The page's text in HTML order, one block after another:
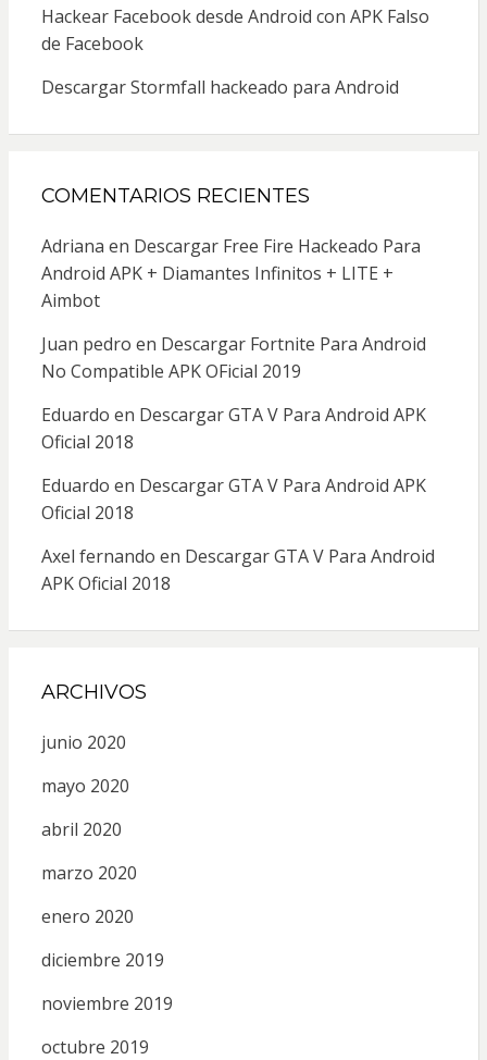
Hackear Facebook desde Android con APK Falso
de Facebook
Descargar Stormfall hackeado para Android
COMENTARIOS RECIENTES
Adriana en Descargar Free Fire Hackeado Para
Android APK + Diamantes Infinitos + LITE +
Aimbot
Juan pedro en Descargar Fortnite Para Android
No Compatible APK OFicial 2019
Eduardo en Descargar GTA V Para Android APK
Oficial 2018
Eduardo en Descargar GTA V Para Android APK
Oficial 2018
Axel fernando en Descargar GTA V Para Android
APK Oficial 2018
ARCHIVOS
junio 2020
mayo 2020
abril 2020
marzo 2020
enero 2020
diciembre 2019
noviembre 2019
octubre 2019